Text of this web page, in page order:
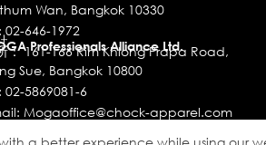
Wan, Bangkok 10330
02-646-1972
Professionals Alliance Ltd.
： 161-166 Rim Khlong Prapa Road,
Sue, Bangkok 10800
02-5869081-6
Mogaoffice@chock-apparel.com
a better experience while using our